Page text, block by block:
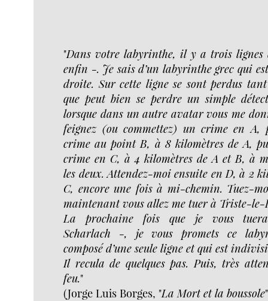
"Dans votre labyrinthe, il y a trois
enfin -. Je sais d’un labyrinthe grec qui
droite. Sur cette ligne se sont perdus
que peut bien se perdre un simple
lorsque dans un autre avatar vous me
feignez (ou commettez) un crime en A,
crime au point B, à 8 kilomètres de A,
crime en C, à 4 kilomètres de A et B, à
les deux. Attendez-moi ensuite en D, à 2
C, encore une fois à mi-chemin. Tuez-
maintenant vous allez me tuer à Triste-le-
La prochaine fois que je vous
Scharlach -, je vous promets ce
composé d’une seule ligne et qui est
Il recula de quelques pas. Puis, très
feu."
(Jorge Luis Borges, "La Mort et la boussole